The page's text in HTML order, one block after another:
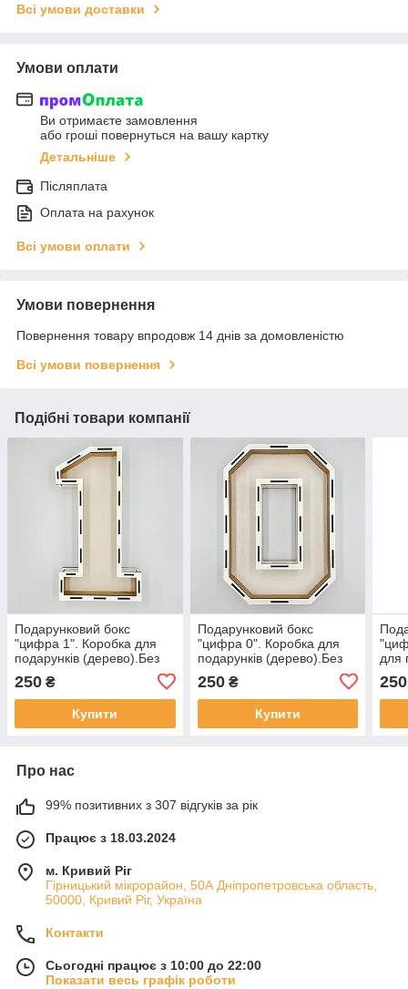
Всі умови доставки
Умови оплати
Ви отримаєте замовлення
або гроші повернуться на вашу картку
Детальніше
Післяплата
Оплата на рахунок
Всі умови оплати
Умови повернення
Повернення товару впродовж 14 днів за домовленістю
Всі умови повернення
Подібні товари компанії
Подарунковий бокс
"цифра 1". Коробка для
подарунків (дерево).Без
250 ₴
Купити
Подарунковий бокс
"цифра 0". Коробка для
подарунків (дерево).Без
250₴
Купити
для
250
Про нас
99% позитивних з 307 відгуків за рік
Працює з 18.03.2024
м. Кривий Ріг
Гірницький мікрорайон, 50А Дніпропетровська область,
50000, Кривий Ріг, Україна
Контакти
Сьогодні працює з 10:00 до 22:00
Показати весь графік роботи